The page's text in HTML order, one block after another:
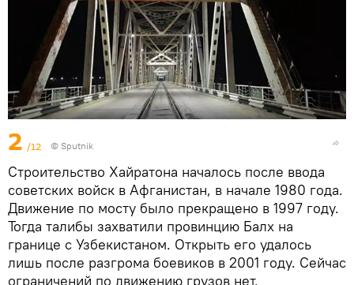
2 /12 © Sputnik
Строительство Хайратона началось после ввода
советских войск в Афганистан, в начале 1980 года.
Движение по мосту было прекращено в 1997 году.
Тогда талибы захватили провинцию Балх на
границе с Узбекистаном. Открыть его удалось
лишь после разгрома боевиков в 2001 году. Сейчас
ограничений по движению грузов нет.